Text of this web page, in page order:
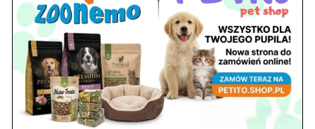
Promocje
Z Życia Sklepu
Petito Pet Shop – Internetowy Sklep Zoologiczny
Online! Wszystko Dla Twojego Pupila | ZooNemo
Znajdź nas